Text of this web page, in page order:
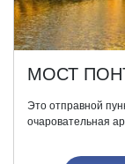
МОСТ
Это отправной
очаровательная